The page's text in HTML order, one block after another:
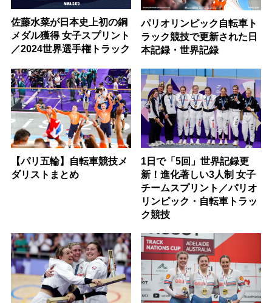
佐藤水菜が日本史上初の銅
メダル獲得 女子スプリント
／2024世界選手権トラック
パリオリンピック自転車ト
ラック競技で更新された日
本記録・世界記録
【パリ五輪】自転車競技メ
ダリストまとめ
1日で「5回」世界記録更
新！進化著しい3人制 女子
チームスプリント／パリオ
リンピック・自転車トラッ
ク競技